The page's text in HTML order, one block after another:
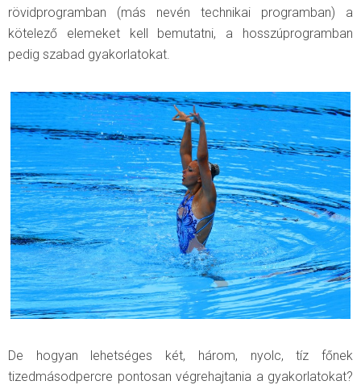
rövidprogramban (más nevén technikai programban) a
kötelező elemeket kell bemutatni, a hosszúprogramban
pedig szabad gyakorlatokat.
De hogyan lehetséges két, három, nyolc, tíz főnek
tizedmásodpercre pontosan végrehajtania a gyakorlatokat?